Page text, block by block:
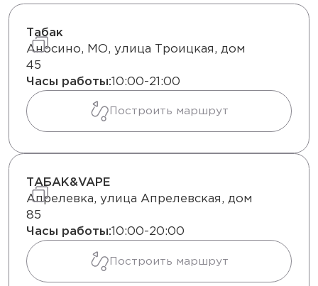
Табак
Аносино, МО, улица Троицкая, дом
45
Часы работы: 10:00-21:00
Построить маршрут
ТАБАК&VAPE
Апрелевка, улица Апрелевская, дом
85
Часы работы: 10:00-20:00
Построить маршрут